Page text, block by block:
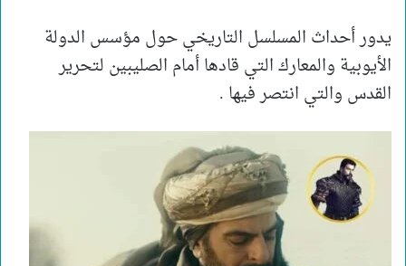
يدور أحداث المسلسل التاريخي حول مؤسس الدولة
الأيوبية والمعارك التي قادها أمام الصليبين لتحرير
القدس والتي انتصر فيها .